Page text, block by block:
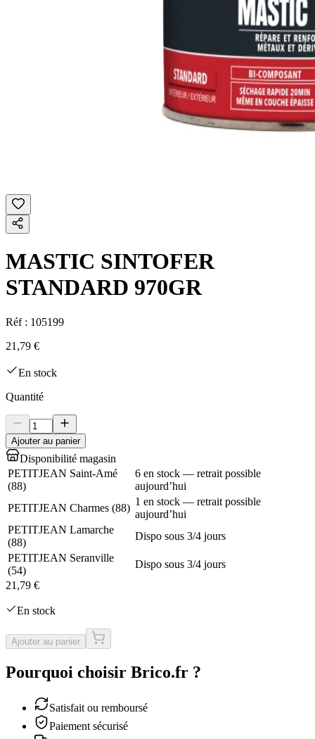
MASTIC SINTOFER
STANDARD 970GR
Réf : 105199
21,79 €
En stock
Quantité
Ajouter au panier
Disponibilité magasin
PETITJEAN Saint-Amé
(88)
6 en stock — retrait possible
aujourd’hui
PETITJEAN Charmes (88)
1 en stock — retrait possible
aujourd’hui
PETITJEAN Lamarche
(88)
Dispo sous 3/4 jours
PETITJEAN Seranville
(54)
Dispo sous 3/4 jours
21,79 €
En stock
Ajouter au panier
Pourquoi choisir Brico.fr ?
Satisfait ou remboursé
Paiement sécurisé